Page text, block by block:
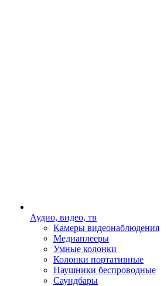
Аудио, видео, тв
Камеры видеонаблюдения
Медиаплееры
Умные колонки
Колонки портативные
Наушники беспроводные
Саундбары